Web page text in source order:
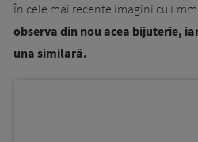
În cele mai recente imagini cu
observa din nou acea bijuterie,
una similară.